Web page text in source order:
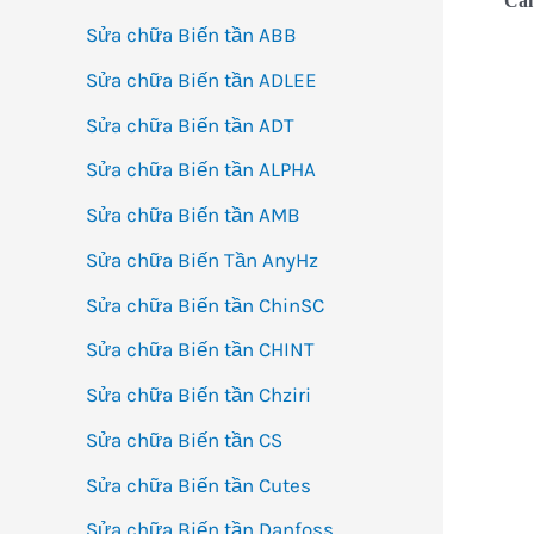
Sửa chữa Biến tần ABB
Sửa chữa Biến tần ADLEE
Sửa chữa Biến tần ADT
Sửa chữa Biến tần ALPHA
Sửa chữa Biến tần AMB
Sửa chữa Biến Tần AnyHz
Sửa chữa Biến tần ChinSC
Sửa chữa Biến tần CHINT
Sửa chữa Biến tần Chziri
Sửa chữa Biến tần CS
Sửa chữa Biến tần Cutes